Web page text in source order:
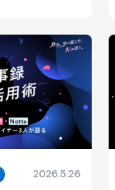
2026.5.26